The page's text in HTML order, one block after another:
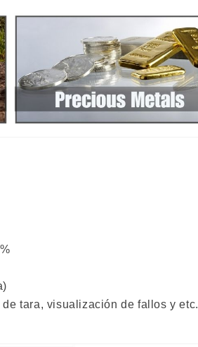
tara, visualización de fallos y etc.